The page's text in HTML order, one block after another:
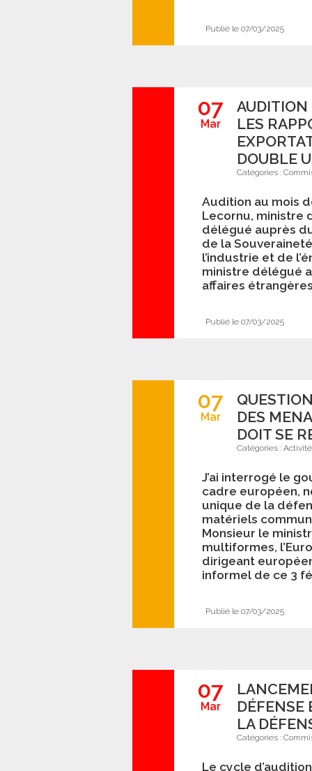
Publié le 07/03/2025
07
Mar
AUDITION
LES
DOUBLE
Catégories :
Audition au mois
Lecornu, ministre
délégué auprès
de la
l’industrie et de
ministre délégué
affaires
Publié le 07/03/2025
07
Mar
DES
DOIT SE
Catégories :
J’ai interrogé le
cadre européen,
unique de la
matériels
Monsieur le
multiformes,
dirigeant
informel de ce 3
Publié le 07/03/2025
07
Mar
DÉFENSE
LA
Catégories :
Le cycle